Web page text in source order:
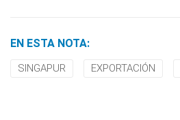
EN ESTA NOTA:
SINGAPUR EXPORTACIÓN